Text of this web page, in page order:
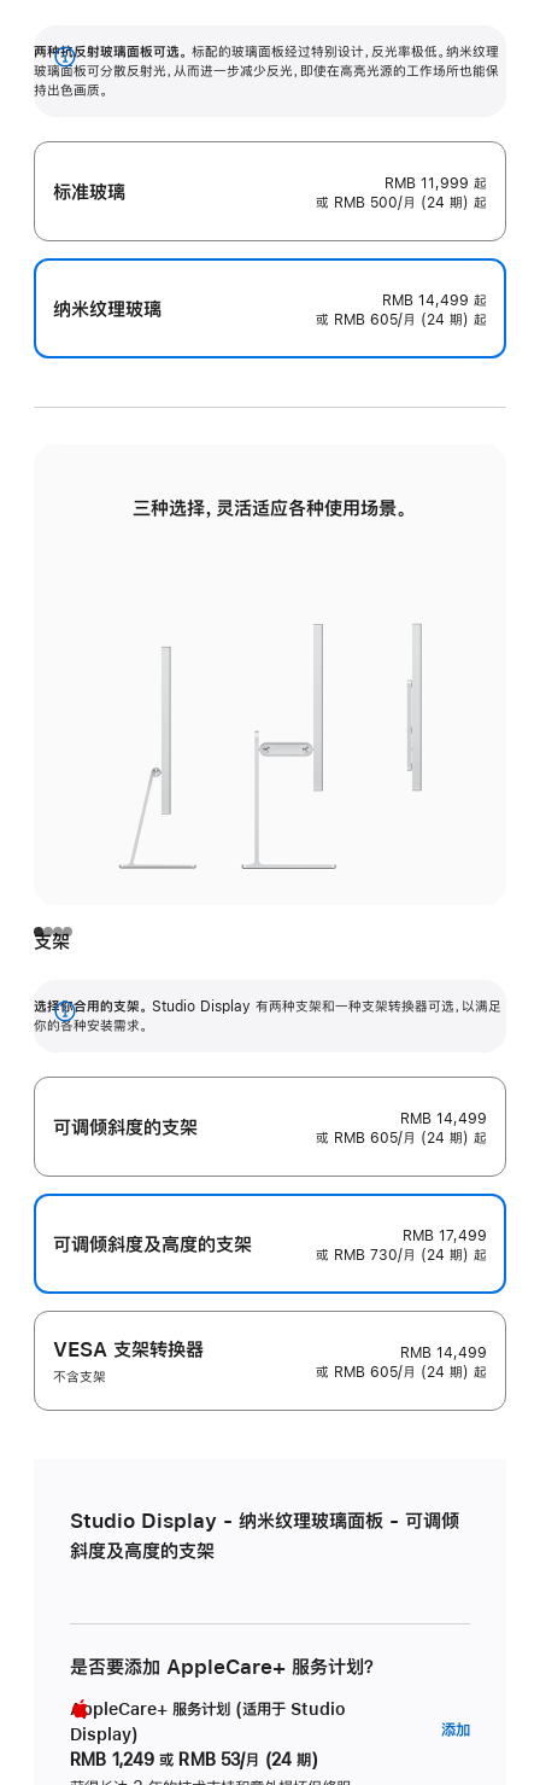
两种抗反射玻璃面板可选。 标配的玻璃面板经过特别设计，反光率极低。纳米纹理
玻璃面板可分散反射光，从而进一步减少反光，即使在高亮光源的工作场所也能保
持出色画质。
展
开
标准玻璃 RMB 11,999 起
或 RMB 500/月 (24 期) 起
纳米纹理玻璃 RMB 14,499 起
或 RMB 605/月 (24 期) 起
三种选择，灵活适应各种使用场景。
支架
选择你合用的支架。 Studio Display 有两种支架和一种支架转换器可选，以满足
你的各种安装需求。
展
可调倾斜度的支架
RMB 14,499
或 RMB 605/月 (24 期) 起
可调倾斜度及高‍度的支‍架
RMB 17,499
或 RMB 730/月 (24 期) 起
VESA 支架转换器
不含支架
RMB 14,499
或 RMB 605/月 (24 期) 起
Studio Display - 纳米纹理玻璃面板 - 可调倾
斜度及高度的支架
是否要添加 AppleCare+ 服务计划？
AppleCare+ 服务计划 (适用于 Studio
Display)
RMB 1,249 或 RMB 53/月 (24 期)
添加